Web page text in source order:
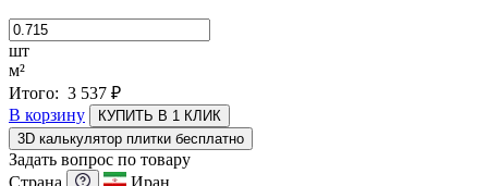
шт
м²
Итого: 3 537 ₽
В корзину
КУПИТЬ В 1 КЛИК
3D калькулятор плитки бесплатно
Задать вопрос по товару
Страна
Иран